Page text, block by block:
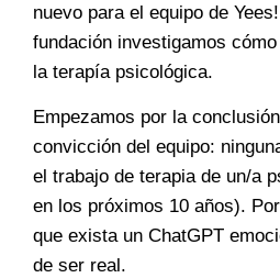
nuevo para el equipo de
fundación investigamos
la terapía psicológica.
Empezamos por la
convicción del equipo:
el trabajo de terapia de un/a
en los próximos 10 años).
que exista un ChatGPT
de ser real.